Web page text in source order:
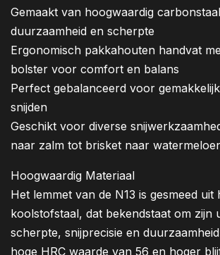
Gemaakt van hoogwaardig
duurzaamheid en scherpte
Ergonomisch pakkahouten handvat
bolster voor comfort en balans
Perfect gebalanceerd voor
snijden
Geschikt voor diverse
naar zalm tot brisket naar
Hoogwaardig Materiaal
Het lemmet van de N13 is gesmeed uit
koolstofstaal, dat bekendstaat om zijn
scherpte, snijprecisie en
hoge HRC waarde van 56 en hoger